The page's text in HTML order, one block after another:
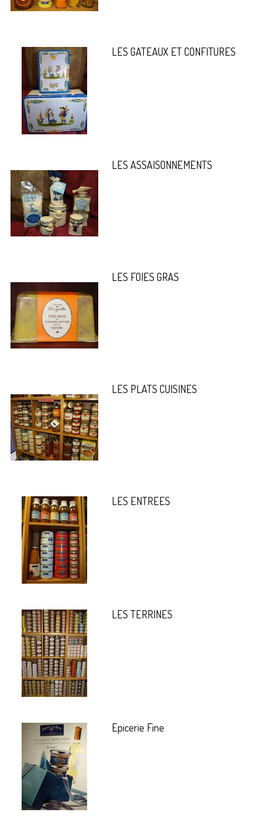
LES GATEAUX ET CONFITURES
LES ASSAISONNEMENTS
LES FOIES GRAS
LES PLATS CUISINES
LES ENTREES
LES TERRINES
Epicerie Fine